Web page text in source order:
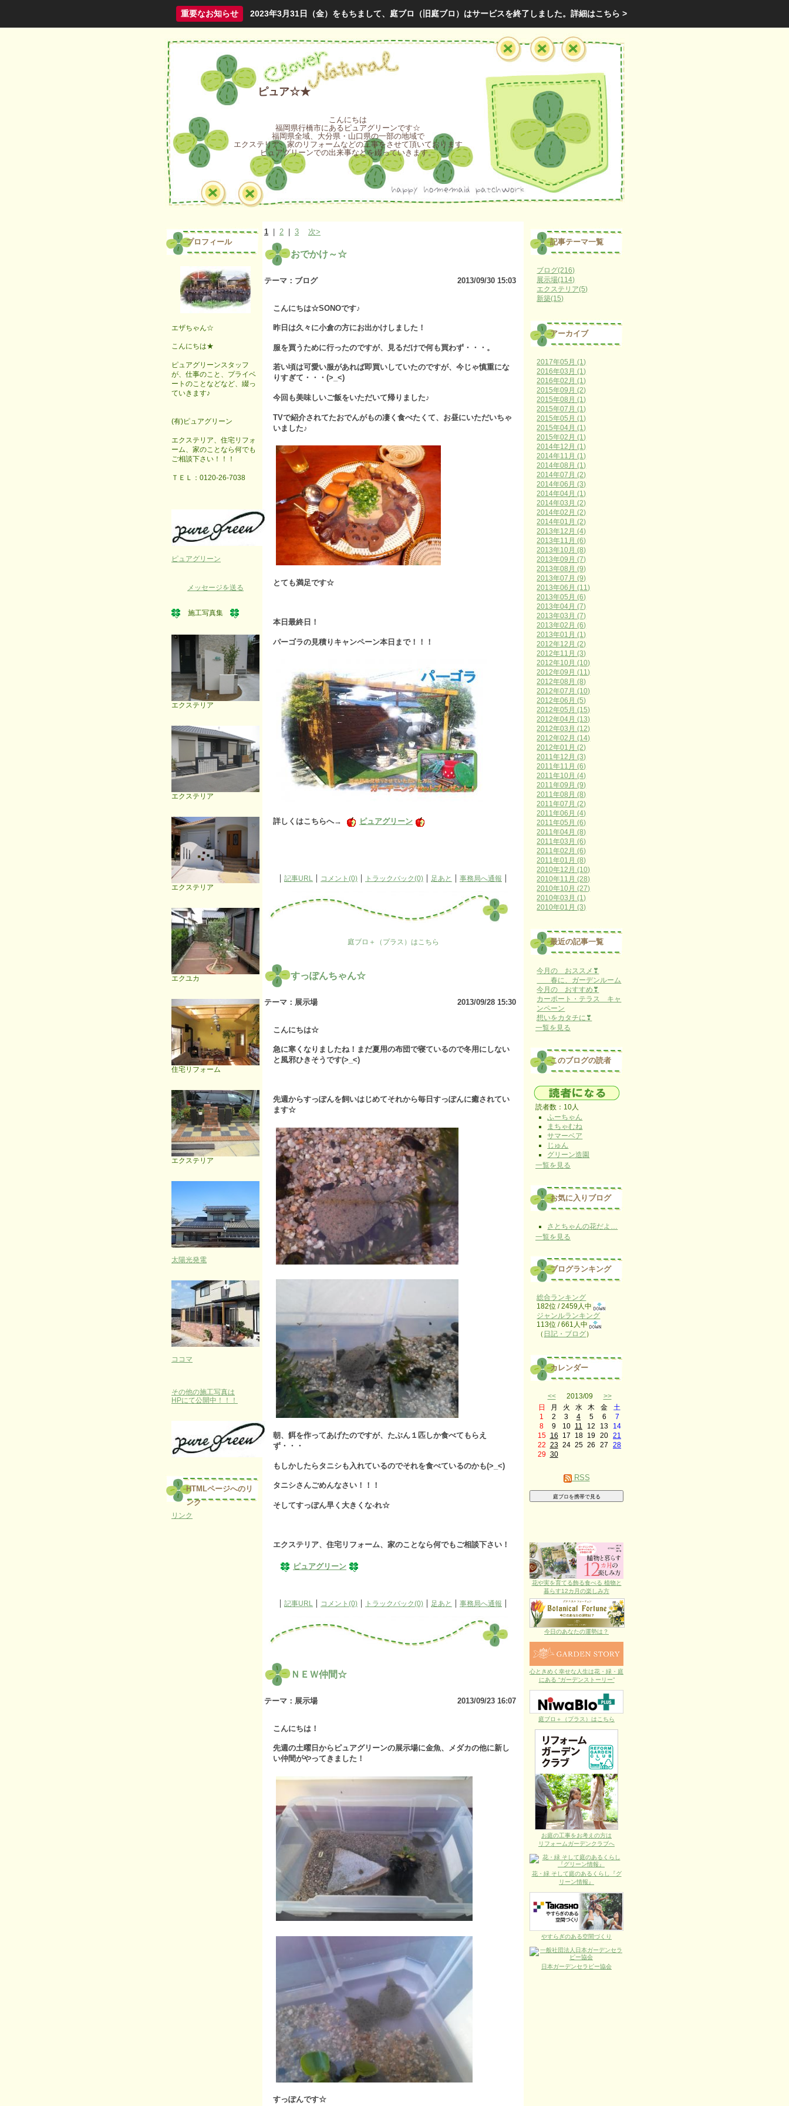
重要なお知らせ 2023年3月31日（金）をもちまして、庭ブロ（旧庭ブロ）はサービスを終了しました。 詳細はこちら >
ピュア☆★
こんにちは
福岡県行橋市にあるピュアグリーンです☆
福岡県全域、大分県・山口県の一部の地域で
エクステリア、家のリフォームなどの工事をさせて頂いております
ピュアグリーンでの出来事などを綴っていきます。
1 2 3 次>
おでかけ～☆
テーマ： ブログ 2013/09/30 15:03
こんにちは☆SONOです♪
昨日は久々に小倉の方にお出かけしました！
服を買うために行ったのですが、見るだけで何も買わず・・・。
若い頃は可愛い服があれば即買いしていたのですが、今じゃ慎重にな
りすぎて・・・(>_<)
今回も美味しいご飯をいただいて帰りました♪
TVで紹介されてたおでんがもの凄く食べたくて、お昼にいただいちゃ
いました♪
とても満足です☆
本日最終日！
パーゴラの見積りキャンペーン本日まで！！！
詳しくはこちらへ→ ピュアグリーン
記事URL コメント(0) トラックバック(0) 足あと 事務局へ通報
庭ブロ＋（プラス）はこちら
すっぽんちゃん☆
テーマ： 展示場 2013/09/28 15:30
こんにちは☆
急に寒くなりましたね！まだ夏用の布団で寝ているので冬用にしない
と風邪ひきそうです(>_<)
先週からすっぽんを飼いはじめてそれから毎日すっぽんに癒されてい
ます☆
朝、餌を作ってあげたのですが、たぶん１匹しか食べてもらえ
ず・・・
もしかしたらタニシも入れているのでそれを食べているのかも(>_<)
タニシさんごめんなさい！！！
そしてすっぽん早く大きくな-れ☆
エクステリア、住宅リフォーム、家のことなら何でもご相談下さい！
ピュアグリーン
記事URL コメント(0) トラックバック(0) 足あと 事務局へ通報
ＮＥＷ仲間☆
テーマ： 展示場 2013/09/23 16:07
こんにちは！
先週の土曜日からピュアグリーンの展示場に金魚、メダカの他に新し
い仲間がやってきました！
すっぽんです☆
プロフィール
エザちゃん☆
こんにちは★
ピュアグリーンスタッフ
が、仕事のこと、プライベ
ートのことなどなど、綴っ
ていきます♪
(有)ピュアグリーン
エクステリア、住宅リフォ
ーム、家のことなら何でも
ご相談下さい！！！
ＴＥＬ：0120-26-7038
ピュアグリーン
メッセージを送る
施工写真集
エクステリア
エクステリア
エクステリア
エクユカ
住宅リフォーム
エクステリア
太陽光発電
ココマ
その他の施工写真は
HPにて公開中！！！
HTMLページへのリ
ンク
リンク
記事テーマ一覧
ブログ(216)
展示場(114)
エクステリア(5)
新築(15)
アーカイブ
2017年05月 (1)
2016年03月 (1)
2016年02月 (1)
2015年09月 (2)
2015年08月 (1)
2015年07月 (1)
2015年05月 (1)
2015年04月 (1)
2015年02月 (1)
2014年12月 (1)
2014年11月 (1)
2014年08月 (1)
2014年07月 (2)
2014年06月 (3)
2014年04月 (1)
2014年03月 (2)
2014年02月 (2)
2014年01月 (2)
2013年12月 (4)
2013年11月 (6)
2013年10月 (8)
2013年09月 (7)
2013年08月 (9)
2013年07月 (9)
2013年06月 (11)
2013年05月 (6)
2013年04月 (7)
2013年03月 (7)
2013年02月 (6)
2013年01月 (1)
2012年12月 (2)
2012年11月 (3)
2012年10月 (10)
2012年09月 (11)
2012年08月 (8)
2012年07月 (10)
2012年06月 (5)
2012年05月 (15)
2012年04月 (13)
2012年03月 (12)
2012年02月 (14)
2012年01月 (2)
2011年12月 (3)
2011年11月 (6)
2011年10月 (4)
2011年09月 (9)
2011年08月 (8)
2011年07月 (2)
2011年06月 (4)
2011年05月 (6)
2011年04月 (8)
2011年03月 (6)
2011年02月 (6)
2011年01月 (8)
2010年12月 (10)
2010年11月 (28)
2010年10月 (27)
2010年03月 (1)
2010年01月 (3)
最近の記事一覧
今月の おススメ❣
春に、ガーデンルーム
今月の おすすめ❣
カーポート・テラス キャ
ンペーン
想いをカタチに❣
一覧を見る
このブログの読者
読者数：10人
ふーちゃん
まちゃむね
サマーベア
じゅん
グリーン造園
一覧を見る
お気に入りブログ
さとちゃんの花だよ…
一覧を見る
ブログランキング
総合ランキング
182位 / 2459人中
ジャンルランキング
113位 / 661人中
（ 日記・ブログ）
カレンダー
<<2013/09 >>
日
月 火 水 木 金
土
1
2 3 4 5 6
7
8
9 10 11 12 13
14
15
16 17 18 19 20 21
22 23 24 25 26 27
28
29 30
RSS
花や実を育てる飾る食べる 植物と
暮らす12カ月の楽しみ方
今日のあなたの運勢は？
心ときめく幸せな人生は花・緑・庭
にある “ガーデンストーリー”
庭ブロ＋（プラス）はこちら
お庭の工事をお考えの方は
リフォームガーデンクラブへ
花・緑 そして庭のあるくらし『グ
リーン情報』
やすらぎのある空間づくり
日本ガーデンセラピー協会